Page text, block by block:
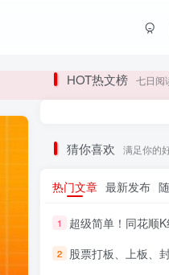
新各大精品创业项目！
HOT热文榜 七日阅
猜你喜欢 满足你的
热门文章 最新发布
1 超级简单！同花顺K线界面
2 股票打板、上板、封板、翘板、炸